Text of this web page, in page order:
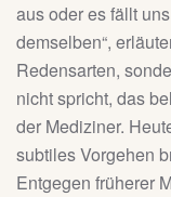
aus oder es fällt
demselben“,
Redensarten,
nicht spricht, das
der Mediziner.
subtiles Vorgehen
Entgegen früherer